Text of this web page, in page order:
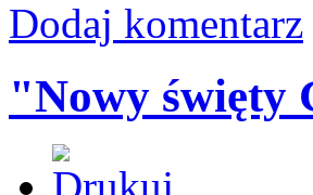
Dodaj komentarz
"Nowy święty